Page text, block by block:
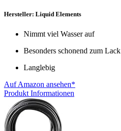
Hersteller: Liquid Elements
Nimmt viel Wasser auf
Besonders schonend zum Lack
Langlebig
Auf Amazon ansehen*
Produkt Informationen